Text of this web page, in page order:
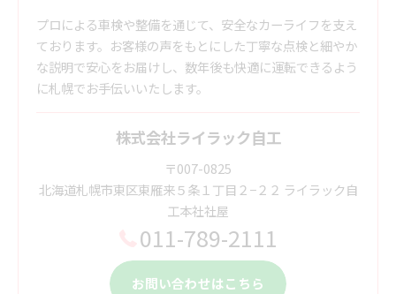
プロによる車検や整備を通じて、安全なカーライフを支え
ております。お客様の声をもとにした丁寧な点検と細やか
な説明で安心をお届けし、数年後も快適に運転できるよう
に札幌でお手伝いいたします。
株式会社ライラック自工
〒007-0825
北海道札幌市東区東雁来５条１丁目２−２２ ライラック自
工本社社屋
011-789-2111
お問い合わせはこちら